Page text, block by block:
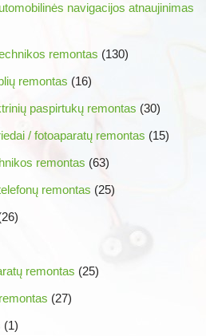
navigacijos atnaujinimas
remontas (130)
remontas (16)
paspirtukų remontas (30)
/ fotoaparatų remontas (15)
remontas (63)
remontas (25)
remontas (25)
(27)
(1)